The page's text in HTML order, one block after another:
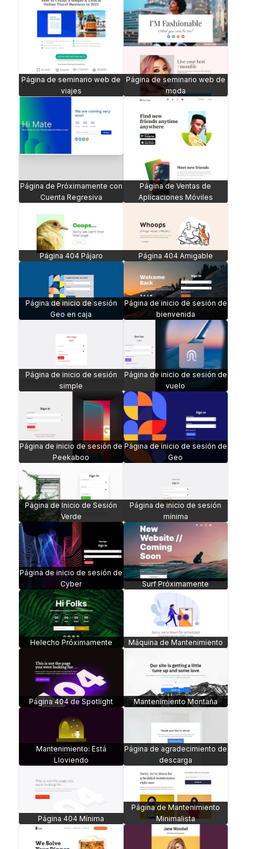
Página de seminario web de
viajes
Página de seminario web de
moda
Página de Próximamente con
Cuenta Regresiva
Página de Ventas de
Aplicaciones Móviles
Página 404 Pájaro Página 404 Amigable
Página de inicio de sesión
Geo en caja
Página de inicio de sesión de
bienvenida
Página de inicio de sesión
simple
Página de inicio de sesión de
vuelo
Página de inicio de sesión de
Peekaboo
Página de inicio de sesión de
Geo
Página de Inicio de Sesión
Verde
Página de inicio de sesión
mínima
Página de inicio de sesión de
Cyber
Surf Próximamente
Helecho Próximamente Máquina de Mantenimiento
Página 404 de Spotlight Mantenimiento Montaña
Mantenimiento: Está
Lloviendo
Página de agradecimiento de
descarga
Página 404 Mínima
Página de Mantenimiento
Minimalista